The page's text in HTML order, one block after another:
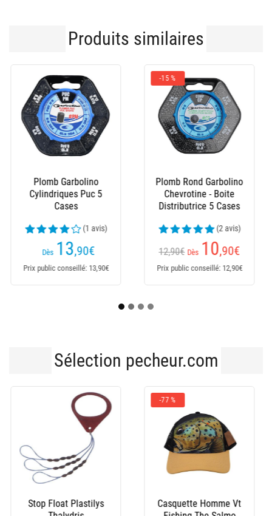
Produits similaires
Boite Distributrice
Plombs Sensas Styl
Standard
(6 avis)
Dès 15,99€
Prix public conseillé: 15,99€
-0,60€
Plomb Garbolino
Olivette Online
(2 avis)
6,50€ Dès 5,90€
Prix public conseillé: 6,50€
Sélection pecheur.com
Tee Shirt Pêche
-43 %
Bonnet Peche